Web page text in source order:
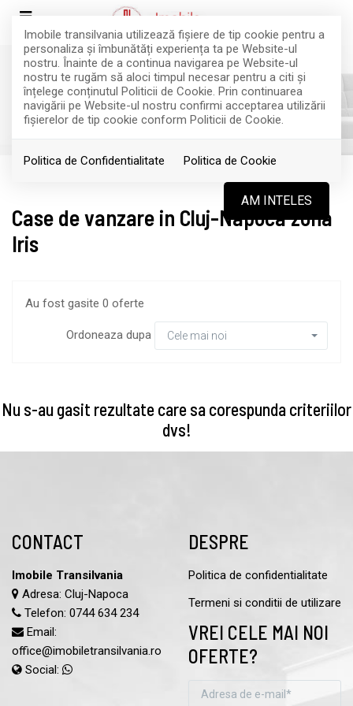
Imobile transilvania utilizează fişiere de tip cookie pentru a
personaliza și îmbunătăți experiența ta pe Website-ul
nostru. Înainte de a continua navigarea pe Website-ul
nostru te rugăm să aloci timpul necesar pentru a citi și
înțelege conținutul Politicii de Cookie. Prin continuarea
navigării pe Website-ul nostru confirmi acceptarea utilizării
fişierelor de tip cookie conform Politicii de Cookie.
Politica de Confidentialitate Politica de Cookie
AM INTELES
Filtreaza
Case de vanzare in Cluj-Napoca zona
Iris
Au fost gasite 0 oferte
Ordoneaza dupa Cele mai noi
Nu s-au gasit rezultate care sa corespunda criteriilor
dvs!
CONTACT
Imobile Transilvania
Adresa: Cluj-Napoca
Telefon: 0744 634 234
Email:
office@imobiletransilvania.ro
Social:
DESPRE
Politica de confidentialitate
Termeni si conditii de utilizare
VREI CELE MAI NOI
OFERTE?